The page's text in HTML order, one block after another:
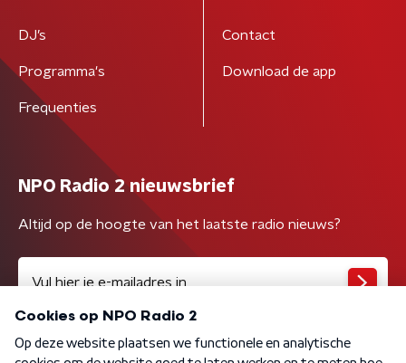
DJ’s
Programma's
Frequenties
Contact
Download de app
NPO Radio 2 nieuwsbrief
Altijd op de hoogte van het laatste radio nieuws?